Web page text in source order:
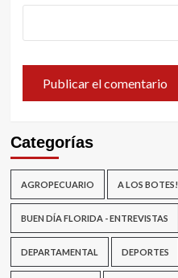
Categorías
AGROPECUARIO A LOS BOTES!
BUEN DÍA FLORIDA - ENTREVISTAS
DEPARTAMENTAL DEPORTES